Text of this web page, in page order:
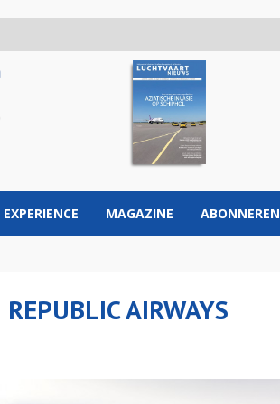
EXPERIENCE MAGAZINE ABONNEREN
AIRWAYS